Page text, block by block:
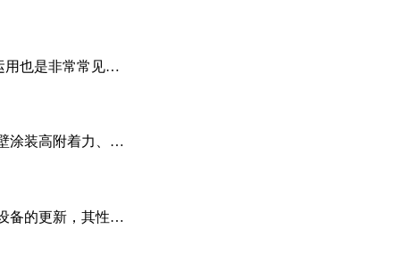
用也是非常常见…
涂装高附着力、…
备的更新，其性…